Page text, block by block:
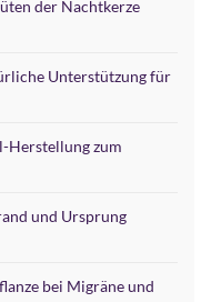
der Nachtkerze
Unterstützung für
Herstellung zum
und Ursprung
bei Migräne und